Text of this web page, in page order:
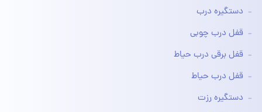
دستگیره درب
قفل درب چوبی
قفل برقی درب حیاط
قفل درب حیاط
دستگیره رزت